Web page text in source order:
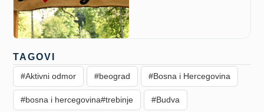
TAGOVI
#Aktivni odmor #beograd #Bosna i Hercegovina
#bosna i hercegovina#trebinje #Budva